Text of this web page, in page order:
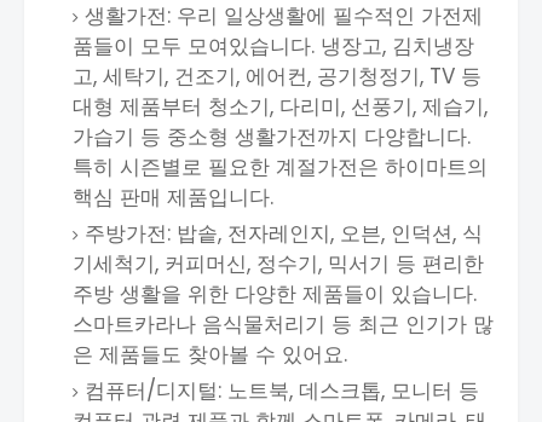
생활가전: 우리 일상생활에 필수적인 가전제
품들이 모두 모여있습니다. 냉장고, 김치냉장
고, 세탁기, 건조기, 에어컨, 공기청정기, TV 등
대형 제품부터 청소기, 다리미, 선풍기, 제습기,
가습기 등 중소형 생활가전까지 다양합니다.
특히 시즌별로 필요한 계절가전은 하이마트의
핵심 판매 제품입니다.
주방가전: 밥솥, 전자레인지, 오븐, 인덕션, 식
기세척기, 커피머신, 정수기, 믹서기 등 편리한
주방 생활을 위한 다양한 제품들이 있습니다.
스마트카라나 음식물처리기 등 최근 인기가 많
은 제품들도 찾아볼 수 있어요.
컴퓨터/디지털: 노트북, 데스크톱, 모니터 등